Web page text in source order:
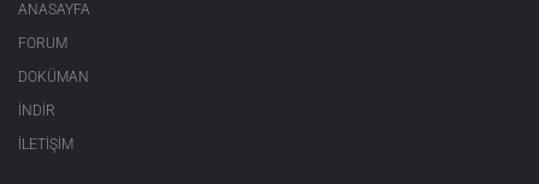
ANASAYFA
FORUM
DOKÜMAN
İNDİR
İLETİŞİM